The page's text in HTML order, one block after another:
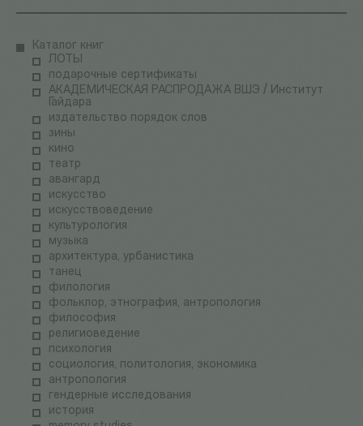
Каталог книг
ЛОТЫ
подарочные сертификаты
АКАДЕМИЧЕСКАЯ РАСПРОДАЖА ВШЭ / Институт
Гайдара
издательство порядок слов
зины
кино
театр
авангард
искусство
искусствоведение
культурология
музыка
архитектура, урбанистика
танец
филология
фольклор, этнография, антропология
философия
религиоведение
психология
социология, политология, экономика
антропология
гендерные исследования
история